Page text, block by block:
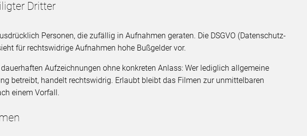
Dritter
Personen, die zufällig in Aufnahmen geraten. Die DSGVO (Datenschutz-
für rechtswidrige Aufnahmen hohe Bußgelder vor.
dauerhaften Aufzeichnungen ohne konkreten Anlass: Wer lediglich allgemeine
betreibt, handelt rechtswidrig. Erlaubt bleibt das Filmen zur unmittelbaren
einem Vorfall.